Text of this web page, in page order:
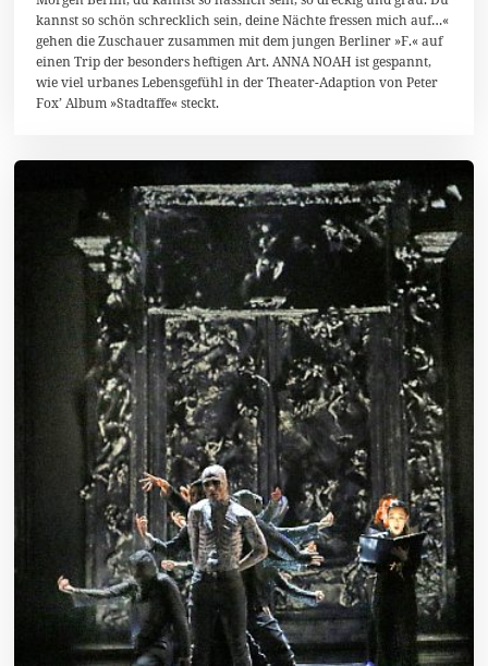
u
l
i
0
1
8
kannst so schön schrecklich sein, deine Nächte fressen mich auf…«
gehen die Zuschauer zusammen mit dem jungen Berliner »F.« auf
einen Trip der besonders heftigen Art. ANNA NOAH ist gespannt,
wie viel urbanes Lebensgefühl in der Theater-Adaption von Peter
Fox’ Album »Stadtaffe« steckt.